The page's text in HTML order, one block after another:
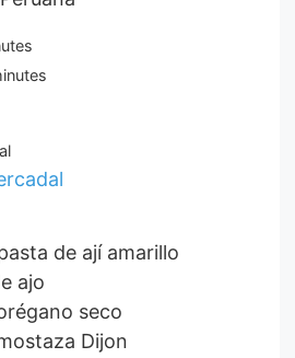
de ají amarillo
ajo
seco
Dijon